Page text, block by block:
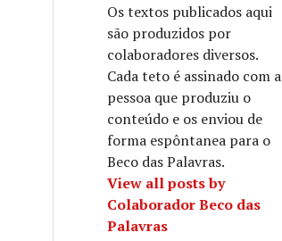
Os textos publicados aqui
são produzidos por
colaboradores diversos.
Cada teto é assinado com a
pessoa que produziu o
conteúdo e os enviou de
forma espôntanea para o
Beco das Palavras.
View all posts by
Colaborador Beco das
Palavras